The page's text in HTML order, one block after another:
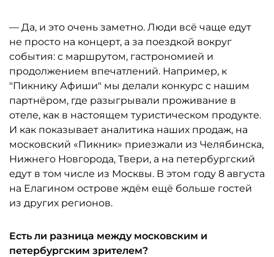
— Да, и это очень заметно. Люди всё чаще едут
не просто на концерт, а за поездкой вокруг
события: с маршрутом, гастрономией и
продолжением впечатлений. Например, к
"Пикнику Афиши" мы делали конкурс с нашим
партнёром, где разыгрывали проживание в
отеле, как в настоящем туристическом продукте.
И как показывает аналитика наших продаж, на
московский «Пикник» приезжали из Челябинска,
Нижнего Новгорода, Твери, а на петербургский
едут в том числе из Москвы. В этом году 8 августа
на Елагином острове ждём ещё больше гостей
из других регионов.
Есть ли разница между московским и
петербургским зрителем?